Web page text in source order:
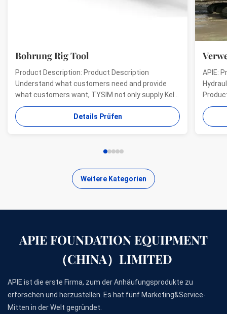
Bohrung Rig Tool
Product Description: Product Description
Understand what customers need and provide
what customers want, TYSIM not only supply Kelly
bars for drill rigs of world’s top brands, but also
provide one-stop solution for the world foundation
construction users. While providing customized
Details Prüfen
APIE:
offer
Weitere Kategorien
APIE FOUNDATION EQUIPMENT
（CHINA）LIMITED
APIE ist die erste Firma, zum der Anhäufungsprodukte zu
erforschen und herzustellen. Es hat fünf Marketing&Service-
Mitten in der Welt gegründet.